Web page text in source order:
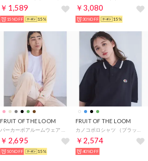
￥1,589
15%OFF 15%
￥3,080
30%OFF 15%
FRUIT OF THE LOOM
￥2,695
50%OFF 15%
FRUIT OF THE LOOM
￥2,574
40%OFF